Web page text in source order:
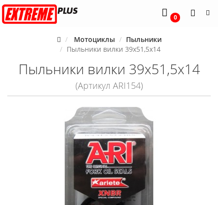
0
Мотоциклы
Пыльники
Пыльники вилки 39x51,5x14
Пыльники вилки 39x51,5x14
(Артикул ARI154)